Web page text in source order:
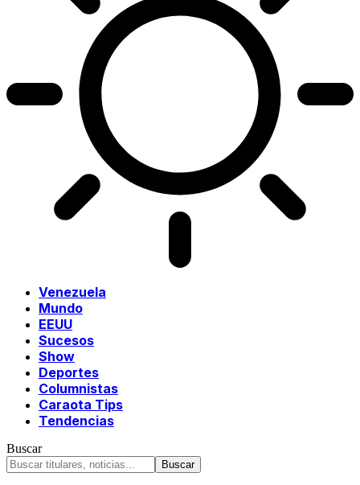
Venezuela
Mundo
EEUU
Sucesos
Show
Deportes
Columnistas
Caraota Tips
Tendencias
Buscar